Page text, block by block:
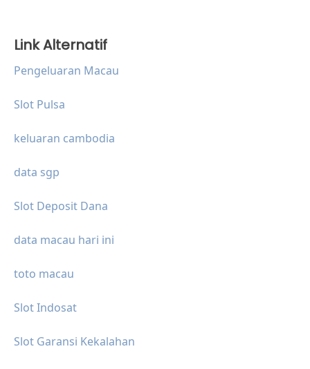
Link Alternatif
Pengeluaran Macau
Slot Pulsa
keluaran cambodia
data sgp
Slot Deposit Dana
data macau hari ini
toto macau
Slot Indosat
Slot Garansi Kekalahan